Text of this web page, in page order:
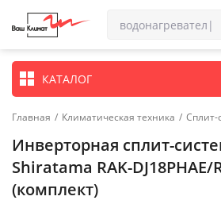
КАТАЛОГ
Главная / Климатическая техника /
Инверторная сплит-
Shiratama RAK-DJ18PHAE/
(комплект)